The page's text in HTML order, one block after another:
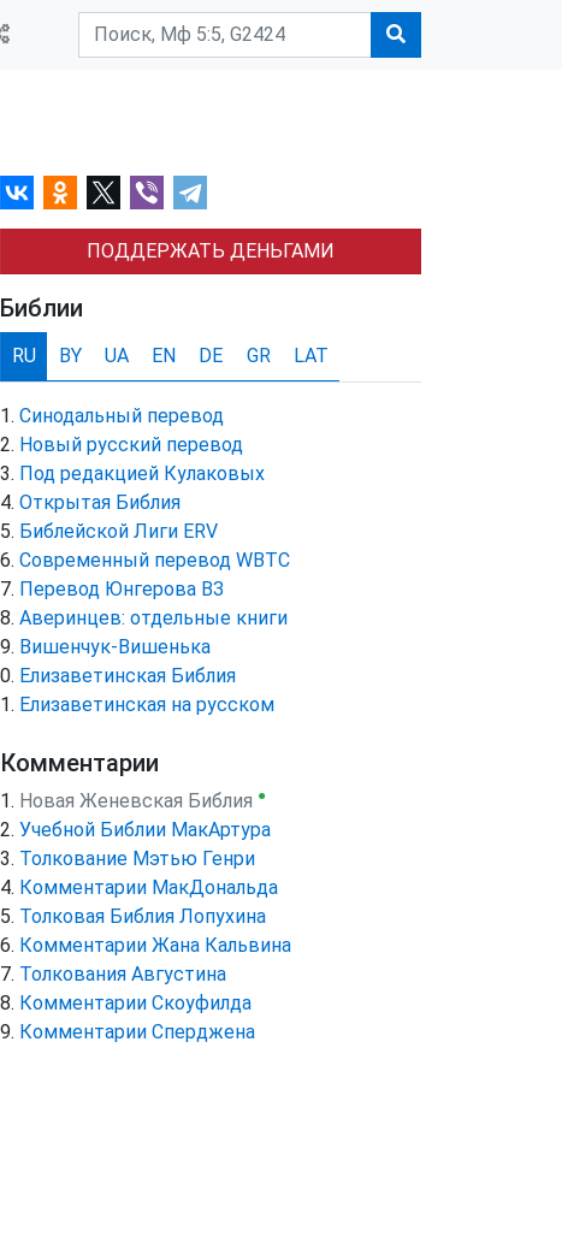
ПОДДЕРЖАТЬ ДЕНЬГАМИ
Библии
RU BY UA EN DE GR LAT
Синодальный перевод
Новый русский перевод
Под редакцией Кулаковых
Открытая Библия
Библейской Лиги ERV
Cовременный перевод WBTC
Перевод Юнгерова ВЗ
Аверинцев: отдельные книги
Вишенчук-Вишенька
Елизаветинская Библия
Елизаветинская на русском
Комментарии
Новая Женевская Библия ●
Учебной Библии МакАртура
Толкование Мэтью Генри
Комментарии МакДональда
Толковая Библия Лопухина
Комментарии Жана Кальвина
Толкования Августина
Комментарии Скоуфилда
Комментарии Сперджена